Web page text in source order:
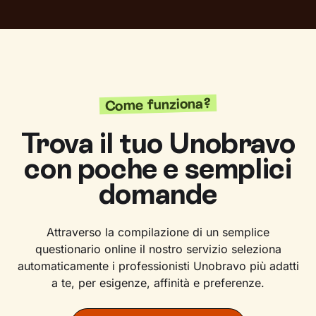
Come funziona?
Trova il tuo Unobravo
con poche e semplici
domande
Attraverso la compilazione di un semplice
questionario online il nostro servizio seleziona
automaticamente i professionisti Unobravo più adatti
a te, per esigenze, affinità e preferenze.